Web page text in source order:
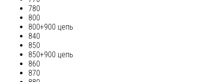
780
800
800+900 цепь
840
850
850+900 цепь
860
870